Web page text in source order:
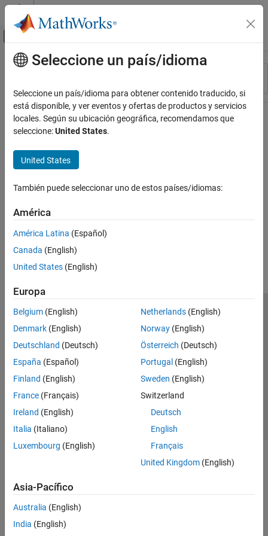
Saltar al contenido
Mostrar/ocultar menú de navegación
Recurso
Contenido principal
Seleccione un país/idioma
Seleccione un país/idioma para obtener contenido traducido, si
está disponible, y ver eventos y ofertas de productos y servicios
locales. Según su ubicación geográfica, recomendamos que
seleccione:United States.
United States
También puede seleccionar uno de estos países/idiomas:
América
América Latina (Español)
Canada (English)
United States (English)
Europa
Belgium (English)
Denmark (English)
Deutschland (Deutsch)
España (Español)
Finland (English)
France (Français)
Ireland (English)
Italia (Italiano)
Luxembourg (English)
Netherlands(English)
Norway(English)
Österreich (Deutsch)
Portugal (English)
Sweden (English)
Switzerland
Deutsch
English
Français
United Kingdom(English)
Asia-Pacífico
Australia (English)
India (English)
Centro de confianza
Marcas comerciales
Política de privacidad
Antipiratería
Estado de las aplicaciones
Información de contacto
© 1994-2026 The MathWorks, Inc.